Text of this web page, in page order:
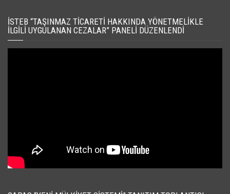
İSTEB “TAŞINMAZ TICARETI HAKKINDA YÖNETMELIKLE
İLGILI UYGULANAN CEZALAR” PANELI DÜZENLENDI